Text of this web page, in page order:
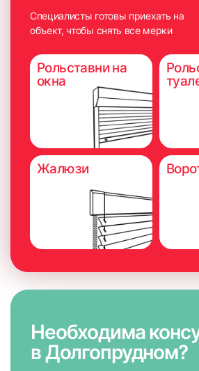
Специалисты готовы приехать на
объект, чтобы снять все мерки
Рольставни на
окна
Жалюзи
Необходима
в Долгопрудном?